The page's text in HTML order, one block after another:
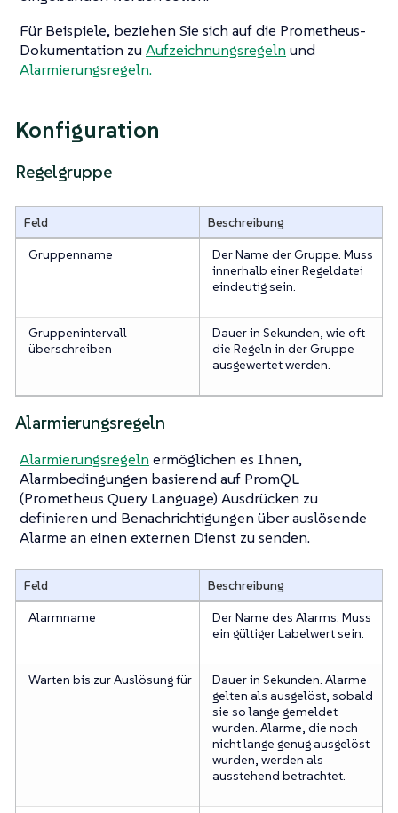
Für Beispiele, beziehen Sie sich auf die Prometheus-
Dokumentation zu Aufzeichnungsregeln und
Alarmierungsregeln.
Konfiguration
Regelgruppe
Feld
Beschreibung
Gruppenname
Der Name der Gruppe. Muss
innerhalb einer Regeldatei
eindeutig sein.
Gruppenintervall
überschreiben
Dauer in Sekunden, wie oft
die Regeln in der Gruppe
ausgewertet werden.
Alarmierungsregeln
Alarmierungsregeln ermöglichen es Ihnen,
Alarmbedingungen basierend auf PromQL
(Prometheus Query Language) Ausdrücken zu
definieren und Benachrichtigungen über auslösende
Alarme an einen externen Dienst zu senden.
Feld
Beschreibung
Alarmname
Der Name des Alarms. Muss
ein gültiger Labelwert sein.
Warten bis zur Auslösung für
Dauer in Sekunden. Alarme
gelten als ausgelöst, sobald
sie so lange gemeldet
wurden. Alarme, die noch
nicht lange genug ausgelöst
wurden, werden als
ausstehend betrachtet.